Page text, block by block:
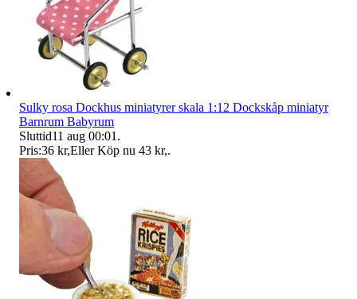
Sulky rosa Dockhus miniatyrer skala 1:12 Dockskåp miniatyr
Barnrum Babyrum
Sluttid11 aug 00:01 .
Pris:36 kr,Eller Köp nu 43 kr,.